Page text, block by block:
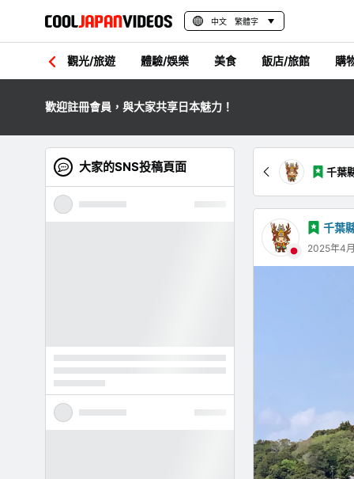
中文 繁體字
觀光/旅遊 體驗/娛樂 美食 飯店/旅館 購
歡迎註冊會員，與大家共享日本魅力！
千葉
千葉
2025年4
大家的SNS投稿頁面